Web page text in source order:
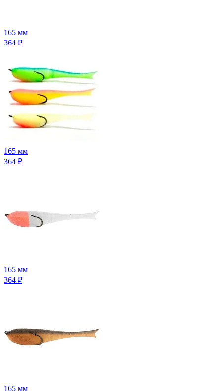
165 мм
364 ₽
165 мм
364 ₽
165 мм
364 ₽
165 мм